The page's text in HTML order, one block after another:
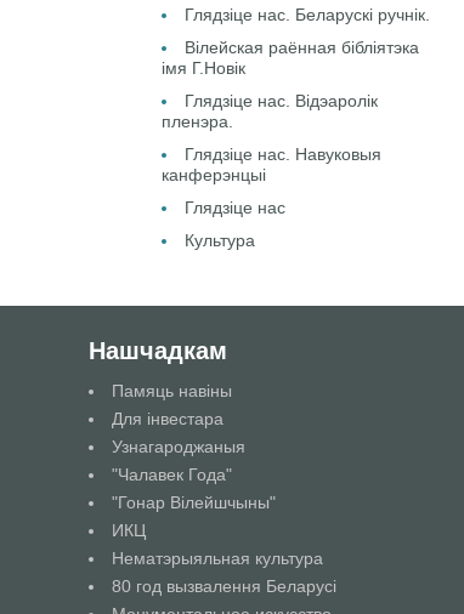
Глядзіце нас. Беларускі ручнік.
Вілейская раённая бібліятэка
імя Г.Новік
Глядзіце нас. Відэаролік
пленэра.
Глядзіце нас. Навуковыя
канферэнцыі
Глядзіце нас
Культура
Нашчадкам
Памяць навіны
Для інвестара
Узнагароджаныя
"Чалавек Года"
"Гонар Вілейшчыны"
ИКЦ
Нематэрыяльная культура
80 год вызвалення Беларусі